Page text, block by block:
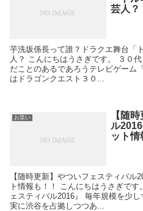
芸人？
芋洗坂係長って誰？ドラクエ舞台「
人？ こんにちはうさぎです。 ３０
だことのあるであろうテレビゲーム
はドラゴンクエスト３０...
お笑い
【随
ル
ット情
【随時更新】やついフェスティバル
ト情報も！！ こんにちはうさぎで
ェスティバル2016』 毎年規模を少
実に渋谷を占拠しつつあ...